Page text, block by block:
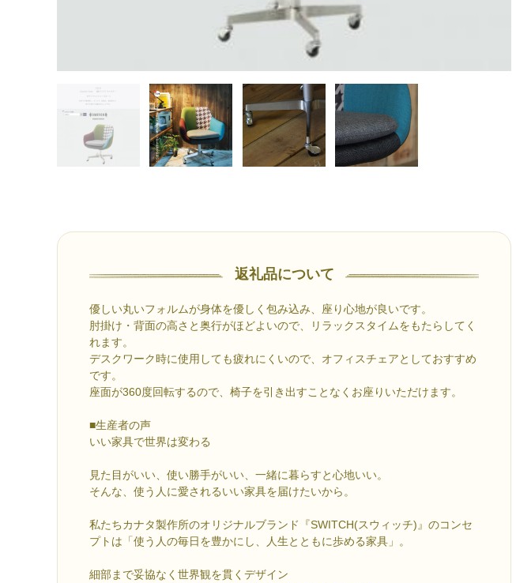
返礼品について
優しい丸いフォルムが身体を優しく包み込み、座り心地が良いです。
肘掛け・背面の高さと奥行がほどよいので、リラックスタイムをもたらしてく
れます。
デスクワーク時に使用しても疲れにくいので、オフィスチェアとしておすすめ
です。
座面が360度回転するので、椅子を引き出すことなくお座りいただけます。
■生産者の声
いい家具で世界は変わる
見た目がいい、使い勝手がいい、一緒に暮らすと心地いい。
そんな、使う人に愛されるいい家具を届けたいから。
私たちカナタ製作所のオリジナルブランド『SWITCH(スウィッチ)』のコンセ
プトは「使う人の毎日を豊かにし、人生とともに歩める家具」。
細部まで妥協なく世界観を貫くデザイン